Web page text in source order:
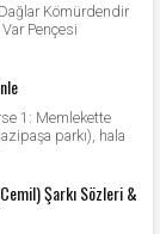
Dağlar Kömürdendir
Pençesi
1: Memlekette
parkı), hala
Şarkı Sözleri &